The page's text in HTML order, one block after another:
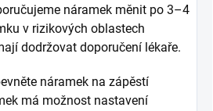
náramek měnit po 3–4
v rizikových oblastech
dodržovat doporučení lékaře.
náramek na zápěstí
má možnost nastavení